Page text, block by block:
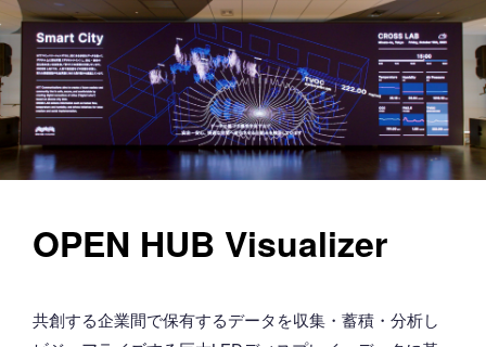
OPEN HUB Visualizer
共創する企業間で保有するデータを収集・蓄積・分析し